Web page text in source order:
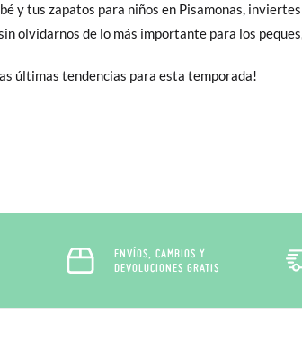
y tus zapatos para niños en Pisamonas,
olvidarnos de lo más importante para los
últimas tendencias para esta temporada!
ENVÍOS, CAMBIOS Y
DEVOLUCIONES GRATIS